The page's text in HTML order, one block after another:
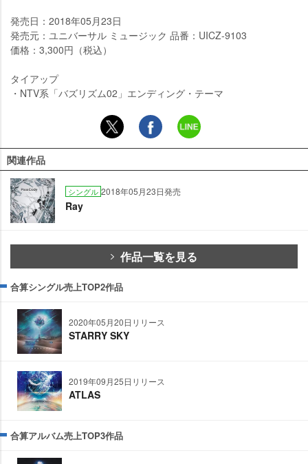
発売日：2018年05月23日
発売元：ユニバーサル ミュージック 品番：UICZ-9103
価格：3,300円（税込）
タイアップ
・NTV系「バズリズム02」エンディング・テーマ
関連作品
シングル 2018年05月23日発売
Ray
作品一覧を見る
合算シングル売上TOP2作品
2020年05月20日リリース
STARRY SKY
2019年09月25日リリース
ATLAS
合算アルバム売上TOP3作品